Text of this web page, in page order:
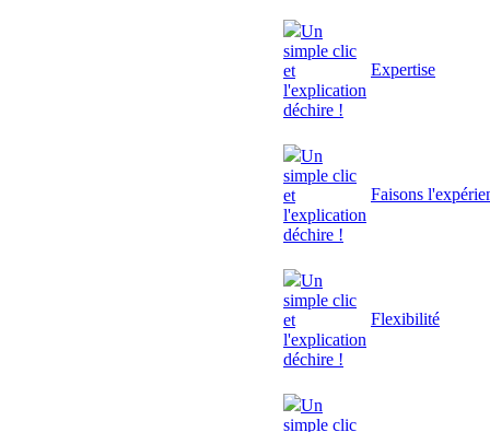
Un
simple clic
et
l'explication
déchire !
Expertise
Un
simple clic
et
l'explication
déchire !
Faisons
Un
simple clic
et
l'explication
déchire !
Flexibilité
Un
simple clic